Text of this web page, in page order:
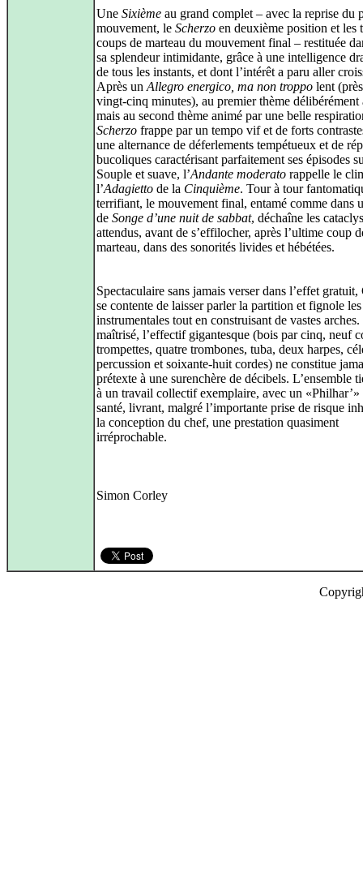
Une Sixième au grand complet – avec la reprise du
mouvement, le Scherzo en deuxième position et les
coups de marteau du mouvement final – restituée
sa splendeur intimidante, grâce à une intelligence
de tous les instants, et dont l’intérêt a paru aller
Après un Allegro energico, ma non troppo lent
vingt-cinq minutes), au premier thème délibérément
mais au second thème animé par une belle
Scherzo frappe par un tempo vif et de forts
une alternance de déferlements tempétueux et de
bucoliques caractérisant parfaitement ses épisodes
Souple et suave, l’Andante moderato rappelle le
l’Adagietto de la Cinquième. Tour à tour
terrifiant, le mouvement final, entamé comme dans
de Songe d’une nuit de sabbat, déchaîne les
attendus, avant de s’effilocher, après l’ultime coup
marteau, dans des sonorités livides et hébétées.
Spectaculaire sans jamais verser dans l’effet gratuit,
se contente de laisser parler la partition et fignole
instrumentales tout en construisant de vastes
maîtrisé, l’effectif gigantesque (bois par cinq, neuf
trompettes, quatre trombones, tuba, deux harpes,
percussion et soixante-huit cordes) ne constitue
prétexte à une surenchère de décibels. L’ensemble
à un travail collectif exemplaire, avec un «Philhar’»
santé, livrant, malgré l’importante prise de risque
la conception du chef, une prestation quasiment
irréprochable.
Simon Corley